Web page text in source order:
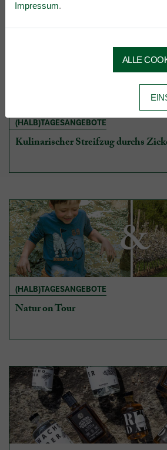
ANGEBOTE DES BETRIEBS
(HALB)TAGESANGEBOTE
Kulinarischer Streifzug durchs
(HALB)TAGESANGEBOTE
Natur on Tour
Impressum.
ALLE